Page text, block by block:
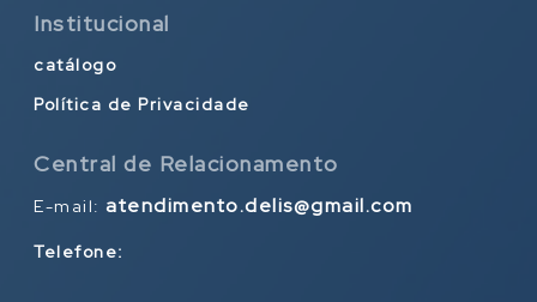
Institucional
catálogo
Política de Privacidade
Central de Relacionamento
E-mail: atendimento.delis@gmail.com
Telefone: